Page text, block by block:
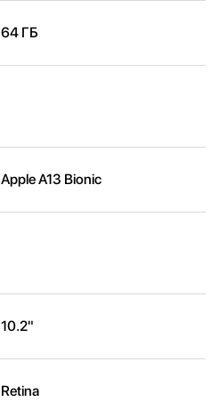
64 ГБ
Apple A13 Bionic
10.2"
Retina